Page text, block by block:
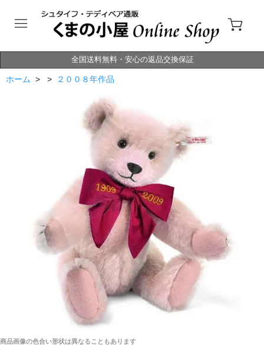
全国送料無料・安心の返品交換保証
ホーム > > ２００８年作品
商品画像の色合い形状は異なることもあります